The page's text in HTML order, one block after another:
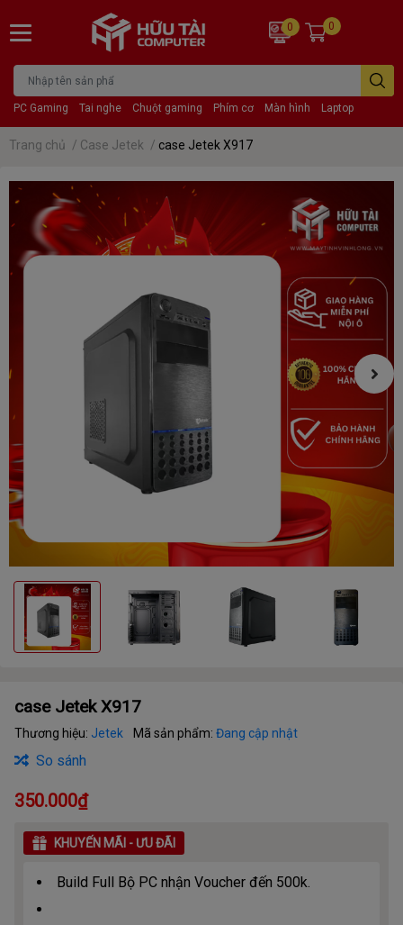
PC Gaming Tai nghe Chuột gaming Phím cơ Màn hình Laptop
0 0
Trang chủ / Case Jetek / case Jetek X917
case Jetek X917
Thương hiệu: Jetek Mã sản phẩm: Đang cập nhật
So sánh
350.000₫
KHUYẾN MÃI - ƯU ĐÃI
Build Full Bộ PC nhận Voucher đến 500k.